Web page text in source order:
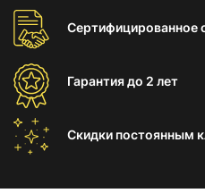
Сертифицированное
Гарантиядо 2 лет
Скидки постоянным